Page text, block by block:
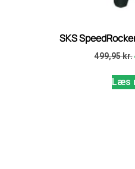
SKS
499,95kr.
Læs